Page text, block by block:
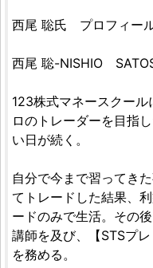
西尾 聡氏 プロフィ
西尾 聡-NISHIO
123株式マネースクー
ロのトレーダーを目指
い日が続く。
自分で今まで習ってき
てトレードした結果、
ードのみで生活。その
講師を及び、【STSプ
を務める。